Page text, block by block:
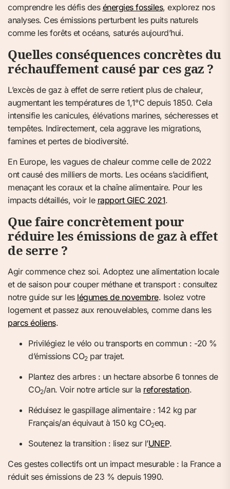
comprendre les défis des énergies fossiles, explorez nos
analyses. Ces émissions perturbent les puits naturels
comme les forêts et océans, saturés aujourd’hui.
Quelles conséquences concrètes du
réchauffement causé par ces gaz ?
L’excès de gaz à effet de serre retient plus de chaleur,
augmentant les températures de 1,1°C depuis 1850. Cela
intensifie les canicules, élévations marines, sécheresses et
tempêtes. Indirectement, cela aggrave les migrations,
famines et pertes de biodiversité.
En Europe, les vagues de chaleur comme celle de 2022
ont causé des milliers de morts. Les océans s’acidifient,
menaçant les coraux et la chaîne alimentaire. Pour les
impacts détaillés, voir le rapport GIEC 2021.
Que faire concrètement pour
réduire les émissions de gaz à effet
de serre ?
Agir commence chez soi. Adoptez une alimentation locale
et de saison pour couper méthane et transport : consultez
notre guide sur les légumes de novembre. Isolez votre
logement et passez aux renouvelables, comme dans les
parcs éoliens.
Privilégiez le vélo ou transports en commun : -20 %
d’émissions CO2par trajet.
Plantez des arbres : un hectare absorbe 6 tonnes de
CO2/an. Voir notre article sur la reforestation.
Réduisez le gaspillage alimentaire : 142 kg par
Français/an équivaut à 150 kg CO2eq.
Soutenez la transition : lisez sur l’UNEP.
Ces gestes collectifs ont un impact mesurable : la France a
réduit ses émissions de 23 % depuis 1990.